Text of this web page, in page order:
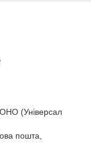
(Універсал
пошта,